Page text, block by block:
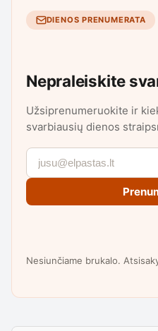
DIENOS PRENUMERATA
Nepraleiskite
Užsiprenumeruokite ir
svarbiausių dienos
Nesiunčiame brukalo.